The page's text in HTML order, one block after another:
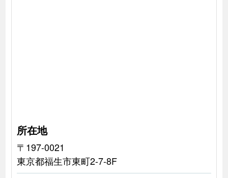
所在地
〒197-0021
東京都福生市東町2-7-8F